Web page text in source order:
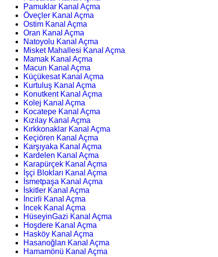
Pamuklar Kanal Açma
Öveçler Kanal Açma
Ostim Kanal Açma
Oran Kanal Açma
Natoyolu Kanal Açma
Misket Mahallesi Kanal Açma
Mamak Kanal Açma
Macun Kanal Açma
Küçükesat Kanal Açma
Kurtuluş Kanal Açma
Konutkent Kanal Açma
Kolej Kanal Açma
Kocatepe Kanal Açma
Kızılay Kanal Açma
Kırkkonaklar Kanal Açma
Keçiören Kanal Açma
Karşıyaka Kanal Açma
Kardelen Kanal Açma
Karapürçek Kanal Açma
İşçi Blokları Kanal Açma
İsmetpaşa Kanal Açma
İskitler Kanal Açma
İncirli Kanal Açma
İncek Kanal Açma
HüseyinGazi Kanal Açma
Hoşdere Kanal Açma
Hasköy Kanal Açma
Hasanoğlan Kanal Açma
Hamamönü Kanal Açma